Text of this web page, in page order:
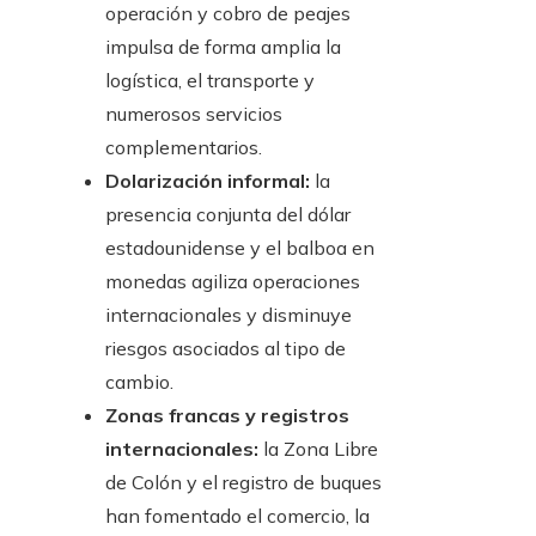
operación y cobro de peajes
impulsa de forma amplia la
logística, el transporte y
numerosos servicios
complementarios.
Dolarización informal: la
presencia conjunta del dólar
estadounidense y el balboa en
monedas agiliza operaciones
internacionales y disminuye
riesgos asociados al tipo de
cambio.
Zonas francas y registros
internacionales: la Zona Libre
de Colón y el registro de buques
han fomentado el comercio, la